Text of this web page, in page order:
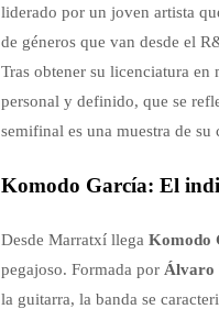
liderado por un joven artista
de géneros que van desde el
Tras obtener su licenciatura en
personal y definido, que se
semifinal es una muestra de
Komodo García: El
Desde Marratxí llega Komodo
pegajoso. Formada por Álvaro
la guitarra, la banda se